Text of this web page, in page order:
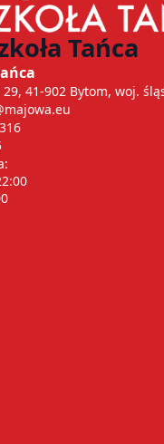
Tańca
41-902 Bytom, woj.